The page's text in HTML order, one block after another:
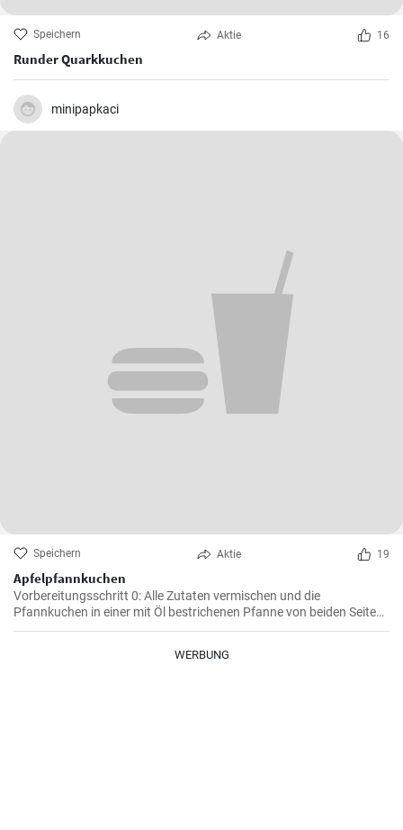
Speichern Aktie 16
Runder Quarkkuchen
minipapkaci
Speichern Aktie 19
Apfelpfannkuchen
Vorbereitungsschritt 0: Alle Zutaten vermischen und die
Pfannkuchen in einer mit Öl bestrichenen Pfanne von beiden Seiten
braten.
WERBUNG